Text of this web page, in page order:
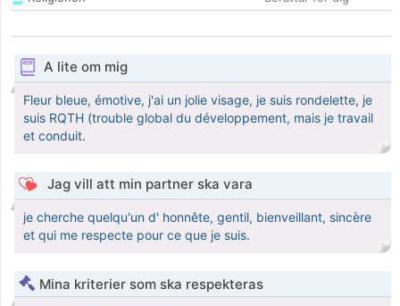
A lite om mig
Fleur bleue, émotive, j'ai un jolie visage, je suis rondelette, je
suis RQTH (trouble global du développement, mais je travail
et conduit.
Jag vill att min partner ska vara
je cherche quelqu'un d' honnête, gentil, bienveillant, sincère
et qui me respecte pour ce que je suis.
Mina kriterier som ska respekteras